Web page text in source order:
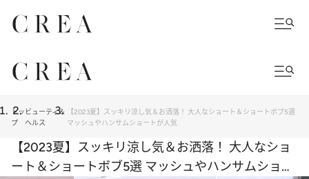
トッ
プ
ビューティ＆
ヘルス
【2023夏】スッキリ涼し気＆お洒落！ 大人なショート＆ショートボブ5選
マッシュやハンサムショートが人気
【2023夏】スッキリ涼し気＆お洒落！ 大人なショ
ート＆ショートボブ5選 マッシュやハンサムショー